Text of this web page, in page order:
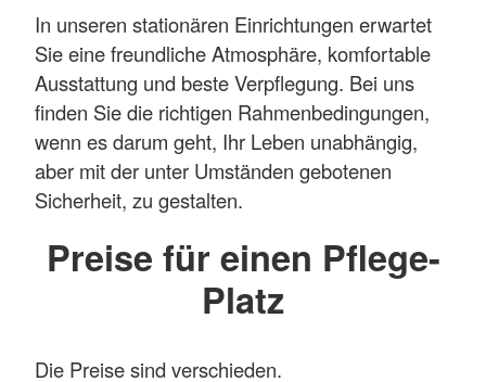
In unseren stationären Einrichtungen erwartet
Sie eine freundliche Atmosphäre, komfortable
Ausstattung und beste Verpflegung. Bei uns
finden Sie die richtigen Rahmenbedingungen,
wenn es darum geht, Ihr Leben unabhängig,
aber mit der unter Umständen gebotenen
Sicherheit, zu gestalten.
Preise für einen Pflege-
Platz
Die Preise sind verschieden.